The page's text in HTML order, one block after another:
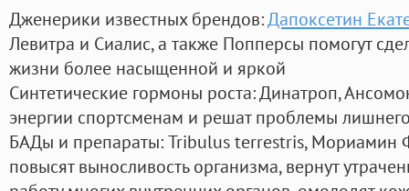
Дженерики известных брендов:Дапоксетин
Левитра и Сиалис, а также Попперсы помогут
жизни более насыщенной и яркой
Синтетические гормоны роста: Динатроп,
энергии спортсменам и решат проблемы
БАДы и препараты:Tribulus terrestris, Мориамин
повысят выносливость организма, вернут